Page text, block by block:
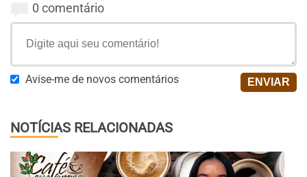
0 comentário
Avise-me de novos comentários
NOTÍCIAS RELACIONADAS